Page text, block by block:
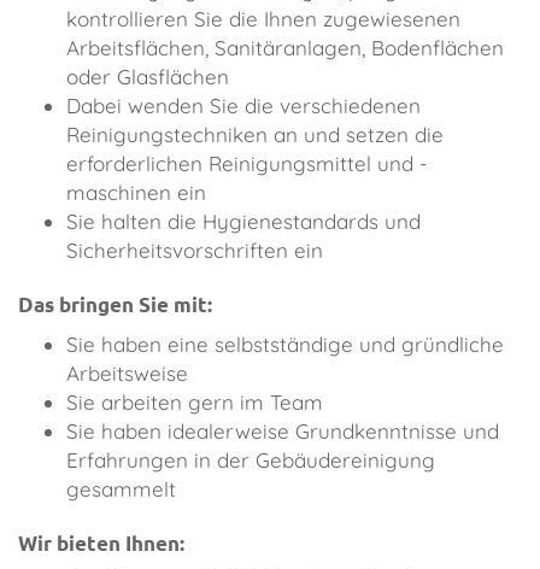
kontrollieren Sie die Ihnen zugewiesenen
Arbeitsflächen, Sanitäranlagen, Bodenflächen
oder Glasflächen
Dabei wenden Sie die verschiedenen
Reinigungstechniken an und setzen die
erforderlichen Reinigungsmittel und -
maschinen ein
Sie halten die Hygienestandards und
Sicherheitsvorschriften ein
Das bringen Sie mit:
Sie haben eine selbstständige und gründliche
Arbeitsweise
Sie arbeiten gern im Team
Sie haben idealerweise Grundkenntnisse und
Erfahrungen in der Gebäudereinigung
gesammelt
Wir bieten Ihnen: